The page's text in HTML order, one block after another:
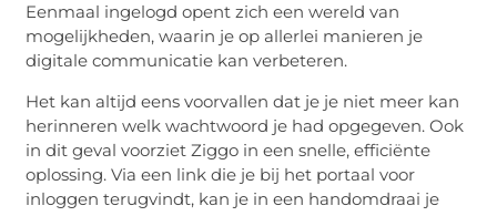
Eenmaal ingelogd opent zich een wereld van
mogelijkheden, waarin je op allerlei manieren je
digitale communicatie kan verbeteren.
Het kan altijd eens voorvallen dat je je niet meer kan
herinneren welk wachtwoord je had opgegeven. Ook
in dit geval voorziet Ziggo in een snelle, efficiënte
oplossing. Via een link die je bij het portaal voor
inloggen terugvindt, kan je in een handomdraai je